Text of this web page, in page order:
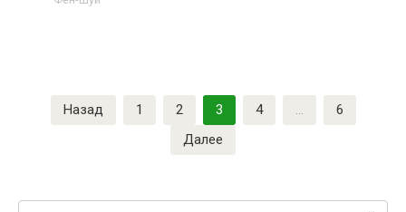
Назад 1 2 3 4 …
6
Далее